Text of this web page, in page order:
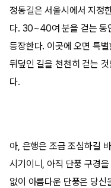
정동길은 서울시에서 지정
다. 30~40여 분을 걷는 동
등장한다. 이곳에 오면 특
뒤덮인 길을 천천히 걷는
다.
아, 은행은 조금 조심하길
시기이니, 아직 단풍 구경
없이 아름다운 단풍은 당신